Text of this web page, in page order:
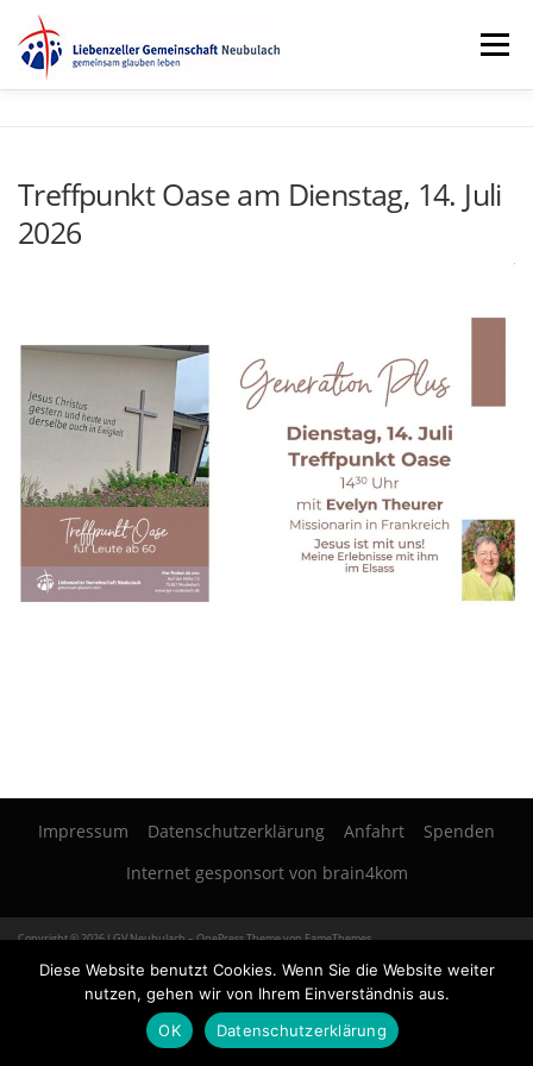
Zum
Inhalt
springen
Menü
MEDIEN
Treffpunkt Oase am Dienstag, 14. Juli
2026
Impressum Datenschutzerklärung Anfahrt
Spenden
Internet gesponsort von brain4kom
Copyright © 2026 LGV Neubulach–OnePressTheme von FameThemes
Diese Website benutzt Cookies. Wenn Sie die Website weiter
nutzen, gehen wir von Ihrem Einverständnis aus.
OK
Datenschutzerklärung